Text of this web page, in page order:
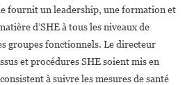
fournit un leadership, une formation et
d’SHE à tous les niveaux de
groupes fonctionnels. Le directeur
et procédures SHE soient mis en
à suivre les mesures de santé